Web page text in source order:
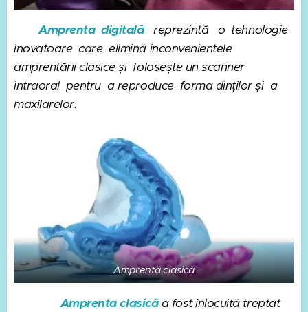
Amprenta digitalăreprezintă o tehnologie
inovatoare care elimină inconvenientele
amprentării clasice și folosește un scanner
intraoral pentru a reproduce forma dinților și a
maxilarelor.
Amprentă clasică
Amprenta clasicăa fost înlocuită treptat